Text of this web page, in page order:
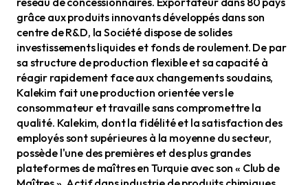
grâce aux produits innovants développés dans son
centre de R&D, la Société dispose de solides
investissements liquides et fonds de roulement. De par
sa structure de production flexible et sa capacité à
réagir rapidement face aux changements soudains,
Kalekim fait une production orientée vers le
consommateur et travaille sans compromettre la
qualité. Kalekim, dont la fidélité et la satisfaction des
employés sont supérieures à la moyenne du secteur,
possède l'une des premières et des plus grandes
plateformes de maîtres en Turquie avec son « Club de